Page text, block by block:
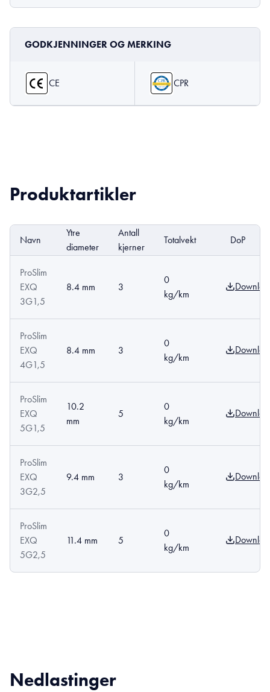
GODKJENNINGER OG MERKING
CE CPR
Produktartikler
Navn
Ytre
diameter
Antall
kjerner
Totalvekt DoP
ProSlim
EXQ
3G1,5
8.4 mm 3
0
kg/km
ProSlim
EXQ
4G1,5
8.4 mm 3
0
kg/km
ProSlim
EXQ
5G1,5
10.2
mm
5
0
kg/km
ProSlim
EXQ
3G2,5
9.4 mm 3
0
kg/km
ProSlim
EXQ
5G2,5
11.4 mm 5
0
kg/km
Nedlastinger